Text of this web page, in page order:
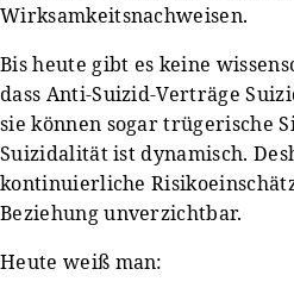
Wirksamkeitsnachweisen.
Bis heute gibt es keine
dass Anti-Suizid-Verträge
sie können sogar trügerische
Suizidalität ist dynamisch.
kontinuierliche
Beziehung unverzichtbar.
Heute weiß man: